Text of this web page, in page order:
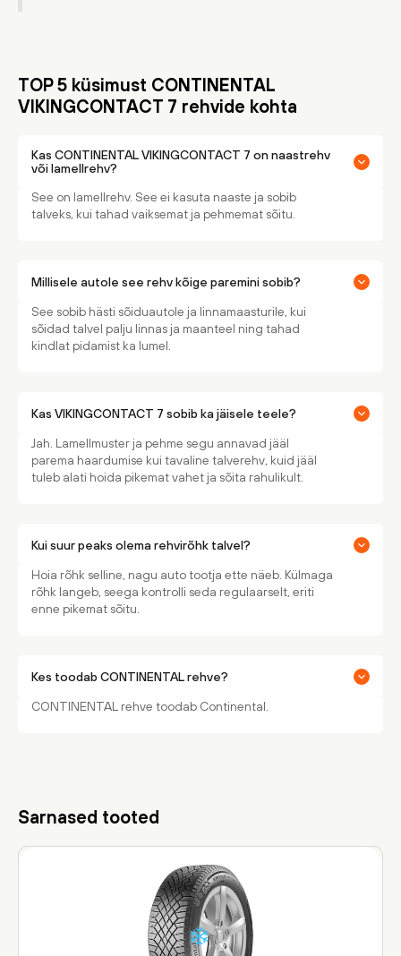
TOP 5 küsimust CONTINENTAL
VIKINGCONTACT 7 rehvide kohta
Kas CONTINENTAL VIKINGCONTACT 7 on naastrehv
või lamellrehv?
See on lamellrehv. See ei kasuta naaste ja sobib
talveks, kui tahad vaiksemat ja pehmemat sõitu.
Millisele autole see rehv kõige paremini sobib?
See sobib hästi sõiduautole ja linnamaasturile, kui
sõidad talvel palju linnas ja maanteel ning tahad
kindlat pidamist ka lumel.
Kas VIKINGCONTACT 7 sobib ka jäisele teele?
Jah. Lamellmuster ja pehme segu annavad jääl
parema haardumise kui tavaline talverehv, kuid jääl
tuleb alati hoida pikemat vahet ja sõita rahulikult.
Kui suur peaks olema rehvirõhk talvel?
Hoia rõhk selline, nagu auto tootja ette näeb. Külmaga
rõhk langeb, seega kontrolli seda regulaarselt, eriti
enne pikemat sõitu.
Kes toodab CONTINENTAL rehve?
CONTINENTAL rehve toodab Continental.
Sarnased tooted